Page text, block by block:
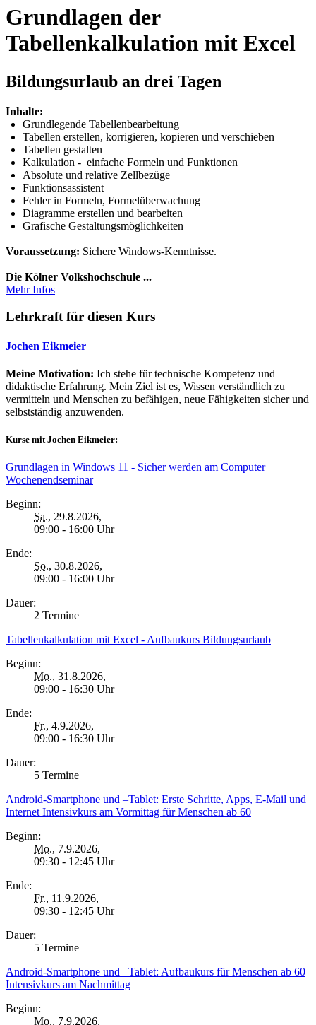
Grundlagen der
Tabellenkalkulation mit Excel
Bildungsurlaub an drei Tagen
Inhalte:
Grundlegende Tabellenbearbeitung
Tabellen erstellen, korrigieren, kopieren und verschieben
Tabellen gestalten
Kalkulation - einfache Formeln und Funktionen
Absolute und relative Zellbezüge
Funktionsassistent
Fehler in Formeln, Formelüberwachung
Diagramme erstellen und bearbeiten
Grafische Gestaltungsmöglichkeiten
Voraussetzung: Sichere Windows-Kenntnisse.
Die Kölner Volkshochschule ...
Mehr Infos
Lehrkraft für diesen Kurs
Jochen Eikmeier
Meine Motivation: Ich stehe für technische Kompetenz und
didaktische Erfahrung. Mein Ziel ist es, Wissen verständlich zu
vermitteln und Menschen zu befähigen, neue Fähigkeiten sicher und
selbstständig anzuwenden.
Kurse mit Jochen Eikmeier:
Grundlagen in Windows 11 - Sicher werden am Computer
Wochenendseminar
Beginn:
Sa., 29.8.2026,
09:00 - 16:00 Uhr
Ende:
So., 30.8.2026,
09:00 - 16:00 Uhr
Dauer:
2 Termine
Tabellenkalkulation mit Excel - Aufbaukurs Bildungsurlaub
Beginn:
Mo., 31.8.2026,
09:00 - 16:30 Uhr
Ende:
Fr., 4.9.2026,
09:00 - 16:30 Uhr
Dauer:
5 Termine
Android-Smartphone und –Tablet: Erste Schritte, Apps, E-Mail und
Internet Intensivkurs am Vormittag für Menschen ab 60
Beginn:
Mo., 7.9.2026,
09:30 - 12:45 Uhr
Ende:
Fr., 11.9.2026,
09:30 - 12:45 Uhr
Dauer:
5 Termine
Android-Smartphone und –Tablet: Aufbaukurs für Menschen ab 60
Intensivkurs am Nachmittag
Beginn:
Mo., 7.9.2026,